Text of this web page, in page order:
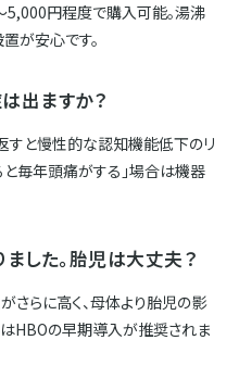
5,000円程度で購入可能。湯沸
が安心です。
出ますか？
すと慢性的な認知機能低下のリ
と毎年頭痛がする」場合は機器
した。胎児は大丈夫？
らに高く、母体より胎児の影
HBOの早期導入が推奨されま